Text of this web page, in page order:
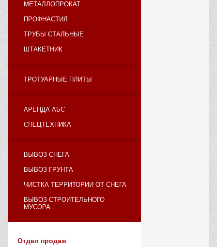
МЕТАЛЛОПРОКАТ
ПРОФНАСТИЛ
ТРУБЫ СТАЛЬНЫЕ
ШТАКЕТНИК
ТРОТУАРНЫЕ ПЛИТЫ
АРЕНДА АБС
СПЕЦТЕХНИКА
ВЫВОЗ СНЕГА
ВЫВОЗ ГРУНТА
ЧИСТКА ТЕРРИТОРИИ ОТ СНЕГА
ВЫВОЗ СТРОИТЕЛЬНОГО
МУСОРА
Отдел продаж